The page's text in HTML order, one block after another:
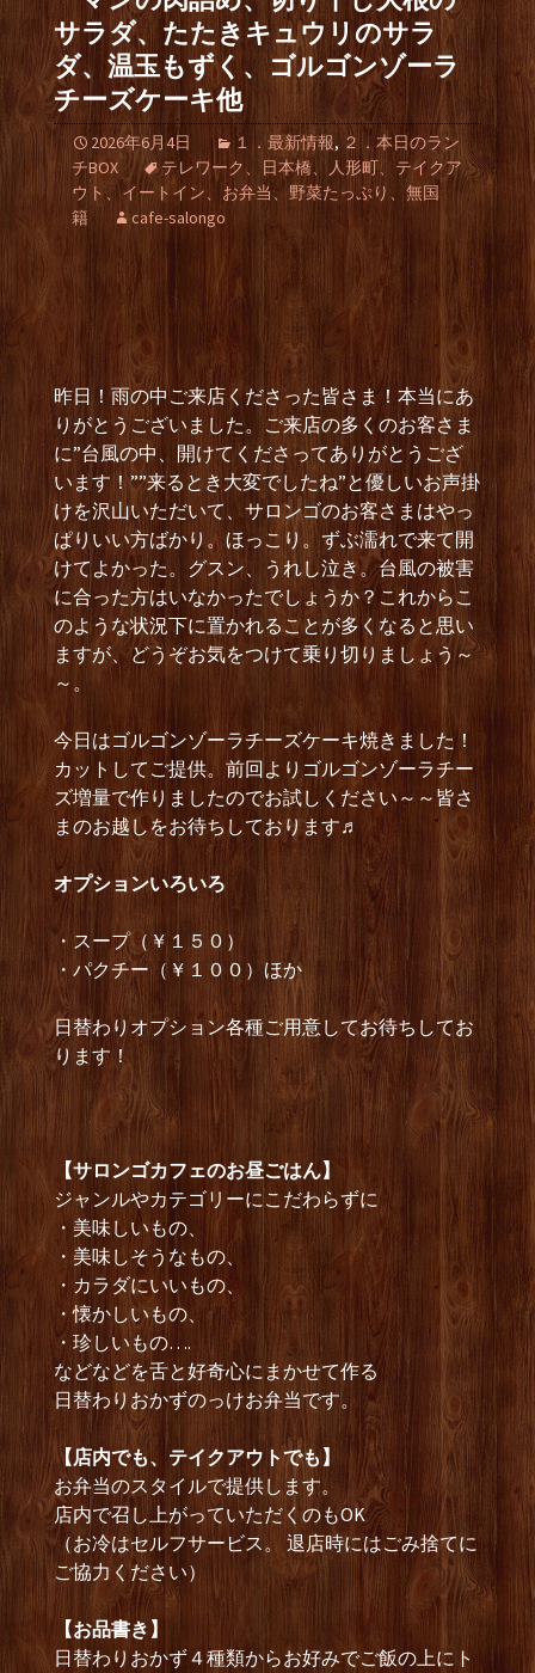
サラダ、たたきキュウリのサラ
ダ、温玉もずく、ゴルゴンゾーラ
チーズケーキ他
2026年6月4日 １．最新情報, ２．本日のラン
チBOX
テレワーク、日本橋、人形町、テイクア
ウト、イートイン、お弁当、野菜たっぷり、無国
籍
cafe-salongo
昨日！雨の中ご来店くださった皆さま！本当にあ
りがとうございました。ご来店の多くのお客さま
に”台風の中、開けてくださってありがとうござ
います！””来るとき大変でしたね”と優しいお声掛
けを沢山いただいて、サロンゴのお客さまはやっ
ぱりいい方ばかり。ほっこり。ずぶ濡れで来て開
けてよかった。グスン、うれし泣き。台風の被害
に合った方はいなかったでしょうか？これからこ
のような状況下に置かれることが多くなると思い
ますが、どうぞお気をつけて乗り切りましょう～
～。
今日はゴルゴンゾーラチーズケーキ焼きました！
カットしてご提供。前回よりゴルゴンゾーラチー
ズ増量で作りましたのでお試しください～～皆さ
まのお越しをお待ちしております♬
オプショ ンいろいろ
・スープ（￥１５０）
・パクチー（￥１００）ほか
日替わりオプション各種ご用意してお待ちしてお
ります！
【サロンゴカフェのお昼ごはん】
ジャンルやカテゴリーにこだわらずに
・美味しいもの、
・美味しそうなもの、
・カラダにいいもの、
・懐かしいもの、
・珍しいもの….
などなどを舌と好奇心にまかせて作る
日替わりおかずのっけお弁当です。
【店内でも、テイクアウトでも】
お弁当のスタイルで提供します。
店内で召し上がっていただくのもOK
（お冷はセルフサービス。 退店時にはごみ捨てに
ご協力ください）
【お品書き】
日替わりおかず４種類からお好みでご飯の上にト